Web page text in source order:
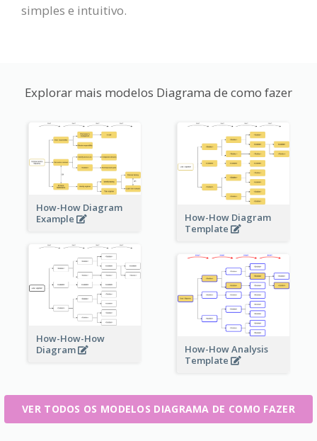
simples e intuitivo.
Explorar mais modelos Diagrama de como fazer
How-How Diagram
Example
How-How Diagram
Template
How-How-How
Diagram
How-How Analysis
Template
VER TODOS OS MODELOS DIAGRAMA DE COMO FAZER